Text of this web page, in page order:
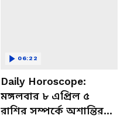
Daily Horoscope:
মঙ্গলবার ৮ এপ্রিল ৫
রাশির সম্পর্কে অশান্তির
06:22